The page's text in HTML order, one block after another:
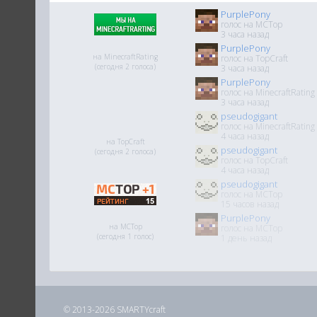
PurplePony
голос на MCTop
3 часа назад
PurplePony
голос на TopCraft
3 часа назад
PurplePony
голос на MinecraftRating
3 часа назад
pseudogigant
голос на MinecraftRating
4 часа назад
pseudogigant
голос на TopCraft
4 часа назад
pseudogigant
голос на MCTop
15 часов назад
PurplePony
на MinecraftRating
(сегодня 2 голоса)
на TopCraft
(сегодня 2 голоса)
на MCTop
(сегодня 1 голос)
© 2013-2026 SMARTYcraft